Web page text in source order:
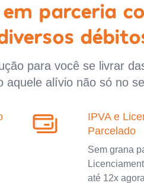
parceria
para você se livrar
aquele alívio não só no
IPVA e
Parcelado
Sem grana
até 12x